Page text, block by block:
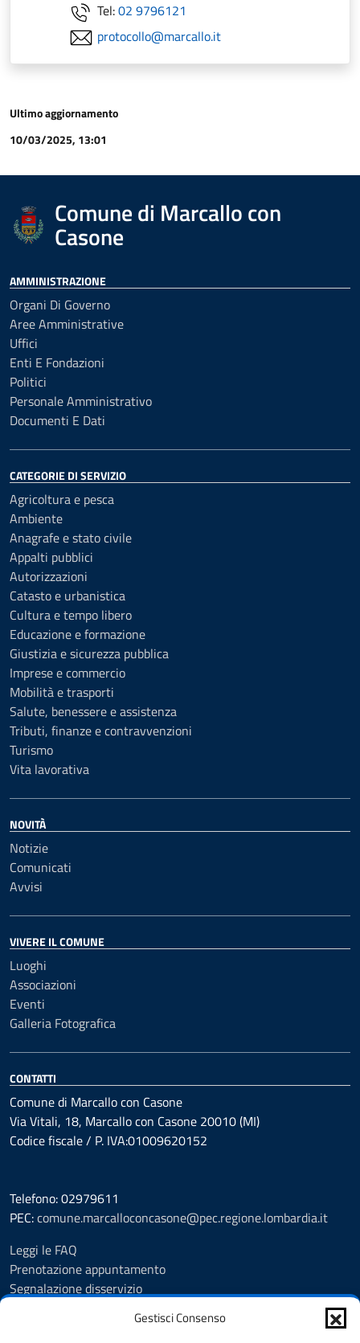
Gestisci Consenso
Tel:02 9796121
protocollo@marcallo.it
Ultimo aggiornamento
10/03/2025, 13:01
Comune di Marcallo con
Casone
AMMINISTRAZIONE
Organi Di Governo
Aree Amministrative
Uffici
Enti E Fondazioni
Politici
Personale Amministrativo
Documenti E Dati
CATEGORIE DI SERVIZIO
Agricoltura e pesca
Ambiente
Anagrafe e stato civile
Appalti pubblici
Autorizzazioni
Catasto e urbanistica
Cultura e tempo libero
Educazione e formazione
Giustizia e sicurezza pubblica
Imprese e commercio
Mobilità e trasporti
Salute, benessere e assistenza
Tributi, finanze e contravvenzioni
Turismo
Vita lavorativa
NOVITÀ
Notizie
Comunicati
Avvisi
VIVERE IL COMUNE
Luoghi
Associazioni
Eventi
Galleria Fotografica
CONTATTI
Comune di Marcallo con Casone
Via Vitali, 18, Marcallo con Casone 20010 (MI)
Codice fiscale / P. IVA:01009620152
Telefono: 02979611
PEC:comune.marcalloconcasone@pec.regione.lombardia.it
Leggi le FAQ
Prenotazione appuntamento
Segnalazione disservizio